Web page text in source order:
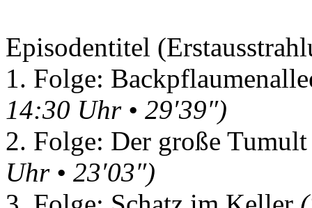
Episodentitel
1. Folge:
14:30 Uhr • 29′39″)
2. Folge: Der große
Uhr • 23′03″)